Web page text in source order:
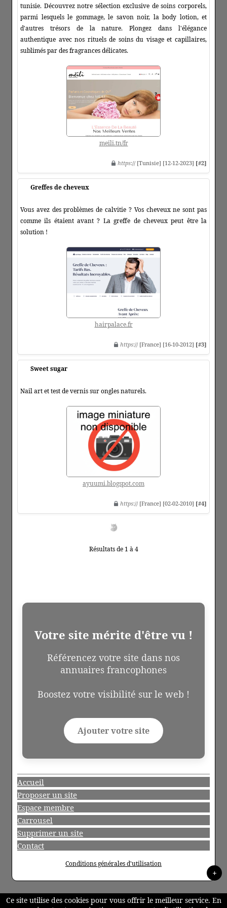
tunisie. Découvrez notre sélection exclusive de soins corporels,
parmi lesquels le gommage, le savon noir, la body lotion, et
d'autres trésors de la nature. Plongez dans l'élégance
authentique avec nos rituels de soins du visage et capillaires,
sublimés par des fragrances délicates.
meili.tn/fr
https:// [Tunisie] [12-12-2023] [#2]
Greffes de cheveux
Vous avez des problèmes de calvitie ? Vos cheveux ne sont pas
comme ils étaient avant ? La greffe de cheveux peut être la
solution !
hairpalace.fr
https:// [France] [16-10-2012] [#3]
Sweet sugar
Nail art et test de vernis sur ongles naturels.
ayuumi.blogspot.com
https:// [France] [02-02-2010] [#4]
Résultats de 1 à 4
Votre site mérite d'être vu !
Référencez votre site dans nos
annuaires francophones
Boostez votre visibilité sur le web !
Ajouter votre site
Accueil
Proposer un site
Espace membre
Carrousel
Supprimer un site
Contact
Conditions générales d'utilisation
+
Ce site utilise des cookies pour vous offrir le meilleur service. En